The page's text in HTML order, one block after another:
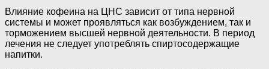
Влияние кофеина на ЦНС зависит от типа нервной
системы и может проявляться как возбуждением, так и
торможением высшей нервной деятельности. В период
лечения не следует употреблять спиртосодержащие
напитки.